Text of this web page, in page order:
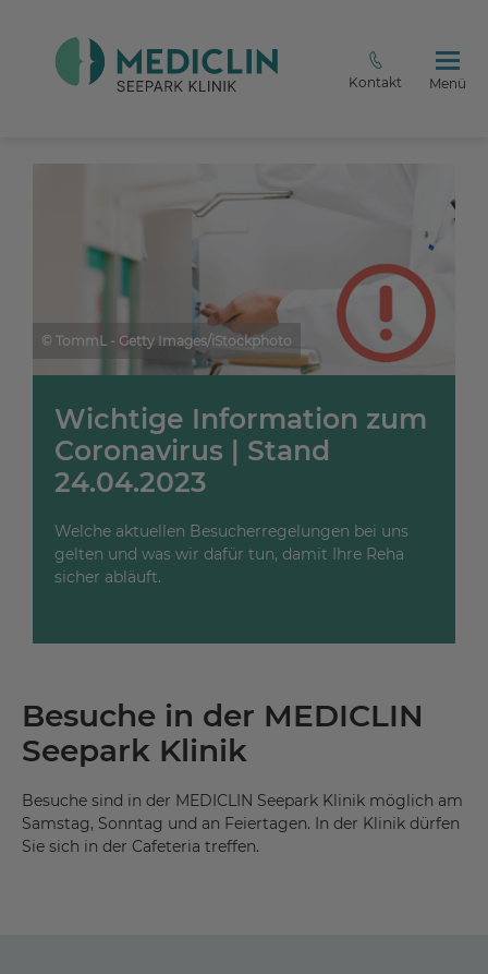
Kontakt Menü
© TommL - Getty Images/iStockphoto
Wichtige Information zum
Coronavirus | Stand
24.04.2023
Welche aktuellen Besucherregelungen bei uns
gelten und was wir dafür tun, damit Ihre Reha
sicher abläuft.
Besuche in der MEDICLIN
Seepark Klinik
Besuche sind in der MEDICLIN Seepark Klinik möglich am
Samstag, Sonntag und an Feiertagen. In der Klinik dürfen
Sie sich in der Cafeteria treffen.